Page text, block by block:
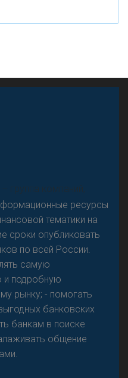
автокредитов не
«Интервью»
группа компаний,
ресурсы
тематики на
сроки опубликовать
по всей России.
самую
и подробную
рынку; - помогать
банковских
банкам в поиске
общение